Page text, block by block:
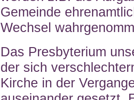
Gemeinde
Wechsel
Das Presbyterium
der sich
Kirche in der